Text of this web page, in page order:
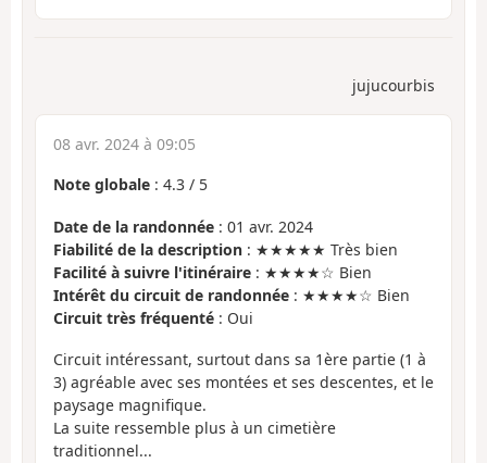
jujucourbis
08 avr. 2024 à 09:05
Note globale : 4.3 / 5
Date de la randonnée : 01 avr. 2024
Fiabilité de la description : ★★★★★ Très bien
Facilité à suivre l'itinéraire : ★★★★☆ Bien
Intérêt du circuit de randonnée : ★★★★☆ Bien
Circuit très fréquenté : Oui
Circuit intéressant, surtout dans sa 1ère partie (1 à
3) agréable avec ses montées et ses descentes, et le
paysage magnifique.
La suite ressemble plus à un cimetière
traditionnel...